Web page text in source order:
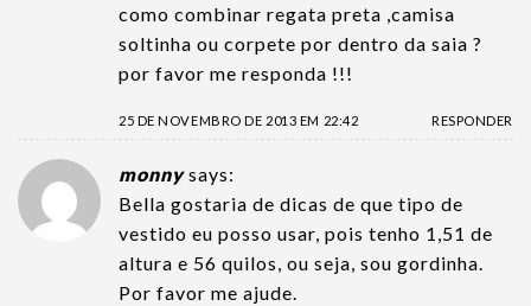
como combinar regata preta ,camisa
soltinha ou corpete por dentro da saia ?
por favor me responda !!!
25 DE NOVEMBRO DE 2013 EM 22:42 RESPONDER
monny says:
Bella gostaria de dicas de que tipo de
vestido eu posso usar, pois tenho 1,51 de
altura e 56 quilos, ou seja, sou gordinha.
Por favor me ajude.